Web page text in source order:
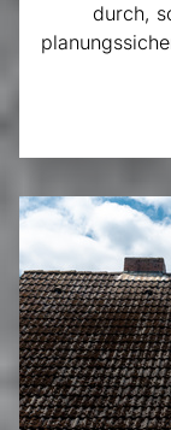
durch,